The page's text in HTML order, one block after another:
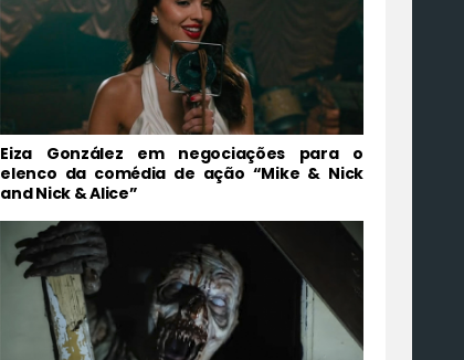
Eiza González em negociações para o
elenco da comédia de ação “Mike & Nick
and Nick & Alice”